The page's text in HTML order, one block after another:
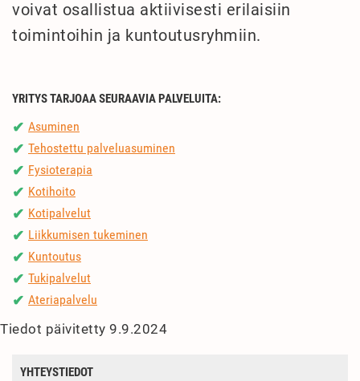
voivat osallistua aktiivisesti erilaisiin
toimintoihin ja kuntoutusryhmiin.
YRITYS TARJOAA SEURAAVIA PALVELUITA:
✔ Asuminen
✔ Tehostettu palveluasuminen
✔ Fysioterapia
✔ Kotihoito
✔ Kotipalvelut
✔ Liikkumisen tukeminen
✔ Kuntoutus
✔ Tukipalvelut
✔ Ateriapalvelu
Tiedot päivitetty 9.9.2024
YHTEYSTIEDOT